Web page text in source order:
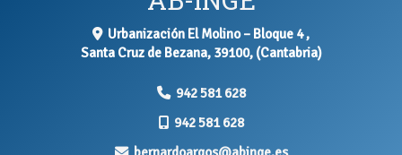
Urbanización El Molino – Bloque 4 ,
Santa Cruz de Bezana, 39100, (Cantabria)
942 581 628
942 581 628